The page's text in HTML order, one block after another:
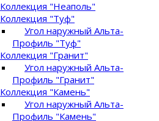
Коллекция "Неаполь"
Коллекция "Туф"
Угол наружный Альта-
Профиль "Туф"
Коллекция "Гранит"
Угол наружный Альта-
Профиль "Гранит"
Коллекция "Камень"
Угол наружный Альта-
Профиль "Камень"